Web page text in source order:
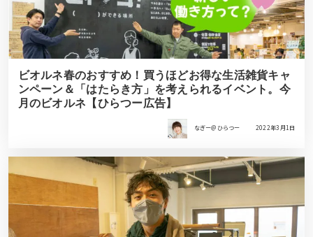
ビオルネ春のおすすめ！買うほどお得な生活雑貨キャ
ンペーン＆「はたらき方」を考えられるイベント。今
月のビオルネ【ひらつー広告】
なぎー＠ひらつー 2022年3月1日